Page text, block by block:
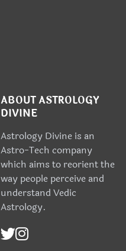
ABOUT ASTROLOGY
DIVINE
Astrology Divine is an
Astro-Tech company
which aims to reorient the
way people perceive and
understand Vedic
Astrology.